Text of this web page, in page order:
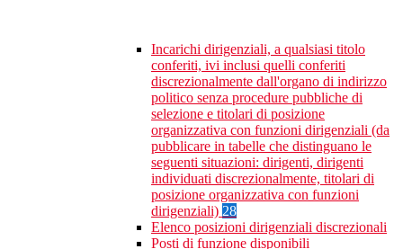
Incarichi dirigenziali, a qualsiasi titolo
conferiti, ivi inclusi quelli conferiti
discrezionalmente dall'organo di indirizzo
politico senza procedure pubbliche di
selezione e titolari di posizione
organizzativa con funzioni dirigenziali (da
pubblicare in tabelle che distinguano le
seguenti situazioni: dirigenti, dirigenti
individuati discrezionalmente, titolari di
posizione organizzativa con funzioni
dirigenziali) 28
Elenco posizioni dirigenziali discrezionali
Posti di funzione disponibili